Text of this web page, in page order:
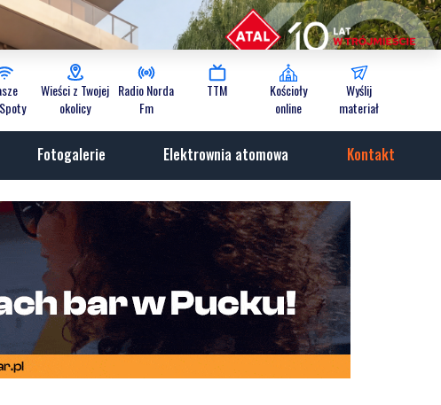
Wieści z Twojej
okolicy
Radio Norda
Fm
TTM
Kościoły
online
Wyślij
materiał
Fotogalerie Elektrownia atomowa Kontakt